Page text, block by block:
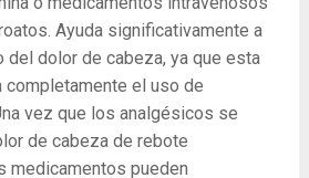
Ayuda significativamente a
del dolor de cabeza, ya que esta
completamente el uso de
vez que los analgésicos se
de cabeza de rebote
medicamentos pueden